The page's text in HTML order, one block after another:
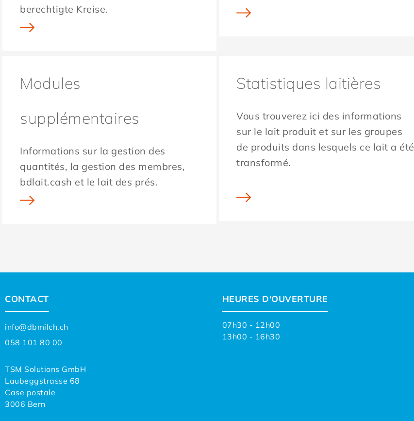
berechtigte Kreise.
Modules
supplémentaires
Informations sur la gestion des
quantités, la gestion des membres,
bdlait.cash et le lait des prés.
Statistiques laitières
Vous trouverez ici des informations
sur le lait produit et sur les groupes
de produits dans lesquels ce lait a été
transformé.
CONTACT
info@dbmilch.ch
058 101 80 00
TSM Solutions GmbH
Laubeggstrasse 68
Case postale
3006 Bern
HEURES D'OUVERTURE
07h30 - 12h00
13h00 - 16h30